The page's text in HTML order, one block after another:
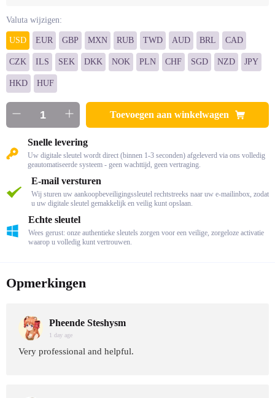
Valuta wijzigen:
USD EUR GBP MXN RUB TWD AUD BRL CAD
CZK ILS SEK DKK NOK PLN CHF SGD NZD JPY
HKD HUF
Toevoegen aan winkelwagen
Snelle levering
Uw digitale sleutel wordt direct (binnen 1-3 seconden) afgeleverd via ons volledig
geautomatiseerde systeem - geen wachttijd, geen vertraging.
E-mail versturen
Wij sturen uw aankoopbeveiligingssleutel rechtstreeks naar uw e-mailinbox, zodat
u uw digitale sleutel gemakkelijk en veilig kunt opslaan.
Echte sleutel
Wees gerust: onze authentieke sleutels zorgen voor een veilige, zorgeloze activatie
waarop u volledig kunt vertrouwen.
Opmerkingen
Pheende Steshysm
1 day age
Very professional and helpful.